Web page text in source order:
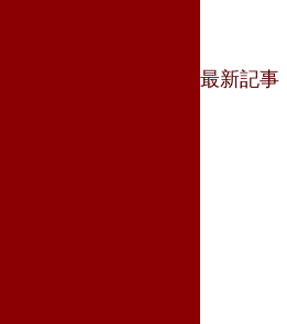
最新記事